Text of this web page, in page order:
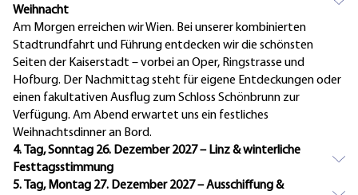
Weihnacht
Am Morgen erreichen wir Wien. Bei unserer kombinierten
Stadtrundfahrt und Führung entdecken wir die schönsten
Seiten der Kaiserstadt – vorbei an Oper, Ringstrasse und
Hofburg. Der Nachmittag steht für eigene Entdeckungen oder
einen fakultativen Ausflug zum Schloss Schönbrunn zur
Verfügung. Am Abend erwartet uns ein festliches
Weihnachtsdinner an Bord.
4. Tag, Sonntag 26. Dezember 2027 – Linz & winterliche
Festtagsstimmung
5. Tag, Montag 27. Dezember 2027 – Ausschiffung &